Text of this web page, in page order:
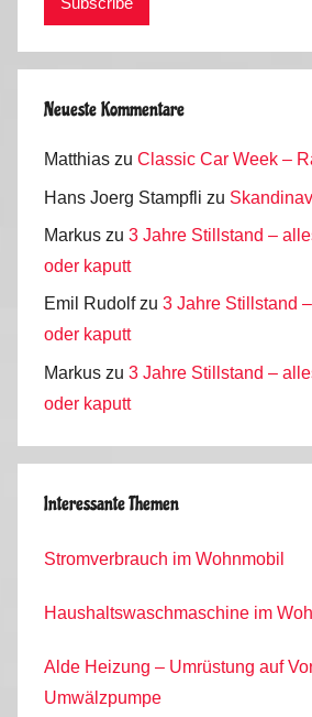
1
6
Neueste Kommentare
Matthias zu Classic Car Week –
Hans Joerg Stampfli zu
Markus zu 3 Jahre Stillstand –
oder kaputt
Emil Rudolfzu 3 Jahre Stillstand
oder kaputt
Markus zu 3 Jahre Stillstand –
oder kaputt
Interessante Themen
Stromverbrauch im Wohnmobil
Haushaltswaschmaschine im
Alde Heizung – Umrüstung auf
Umwälzpumpe